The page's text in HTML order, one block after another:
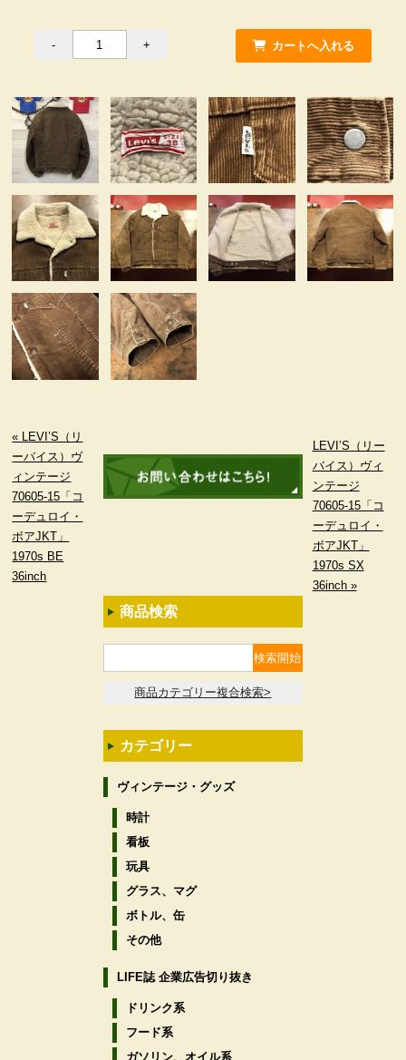
« LEVI’S（リ
ーバイス）ヴ
ィンテージ
70605-15「コ
ーデュロイ・
ボアJKT」
1970s BE
36inch
LEVI’S（リー
バイス）ヴィ
ンテージ
70605-15「コ
ーデュロイ・
ボアJKT」
1970s SX
36inch »
商品検索
商品カテゴリー複合検索>
カテゴリー
ヴィンテージ・グッズ
時計
看板
玩具
グラス、マグ
ボトル、缶
その他
LIFE誌 企業広告切り抜き
ドリンク系
フード系
ガソリン、オイル系